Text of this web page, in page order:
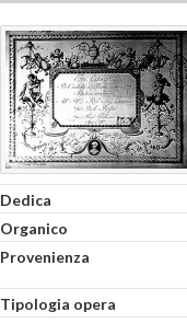
Dedica
Organico
Provenienza
Tipologia opera